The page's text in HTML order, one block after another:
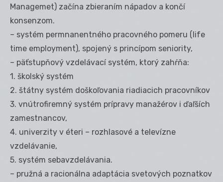
Managemet) začína zbieraním nápadov a končí
konsenzom.
– systém permnanentného pracovného pomeru (life
time employment), spojený s princípom seniority,
– päťstupňový vzdelávací systém, ktorý zahŕňa:
1. školský systém
2. štátny systém doškoľovania riadiacich pracovníkov
3. vnútrofiremný systém prípravy manažérov i ďaľších
zamestnancov,
4. univerzity v éteri – rozhlasové a televízne
vzdelávanie,
5. systém sebavzdelávania.
– pružná a racionálna adaptácia svetových poznatkov